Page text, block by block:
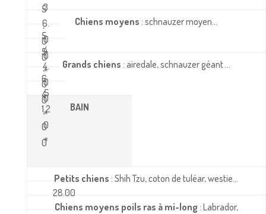
5
,
0
0
3
6.
0
0
*
Chiens moyens : schnauzer moyen…
5
5
,
0
0
4
4.
0
0
*
Grands chiens : airedale, schnauzer géant …
6
4
,
0
0
5
1.2
0
*
BAIN
Petits chiens : Shih Tzu, coton de tuléar, westie…
28.00
Chiens moyens poils ras à mi-long: Labrador,